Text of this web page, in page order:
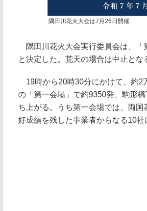
隅田川花火大会は7月26日開催
隅田川花火大会実行委員会は、「
と決定した。荒天の場合は中止とな
19時から20時30分にかけて、約2
の「第一会場」で約9350発、駒形
ち上がる。うち第一会場では、両
好成績を残した事業者からなる10社